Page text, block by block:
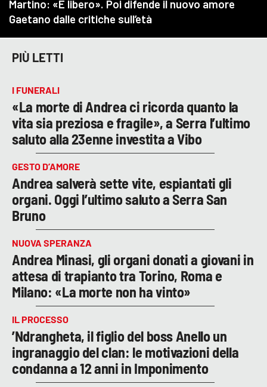
PIÙ LETTI
I FUNERALI
«La morte di Andrea ci ricorda quanto la
vita sia preziosa e fragile», a Serra l’ultimo
saluto alla 23enne investita a Vibo
GESTO D’AMORE
Andrea salverà sette vite, espiantati gli
organi. Oggi l’ultimo saluto a Serra San
Bruno
NUOVA SPERANZA
Andrea Minasi, gli organi donati a giovani in
attesa di trapianto tra Torino, Roma e
Milano: «La morte non ha vinto»
IL PROCESSO
’Ndrangheta, il figlio del boss Anello un
ingranaggio del clan: le motivazioni della
condanna a 12 anni in Imponimento